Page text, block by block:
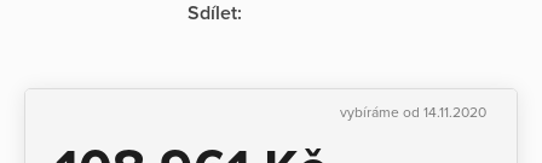
Sdílet:
vybíráme od 14.11.2020